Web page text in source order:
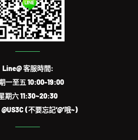
Line@ 客服時間:
一至五 10:00-19:00
期六 11:30~20:30
(不要忘記‘@’哦~)